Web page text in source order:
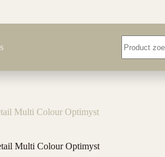
resultaten
Multi Colour Optimyst
Multi Colour Optimyst